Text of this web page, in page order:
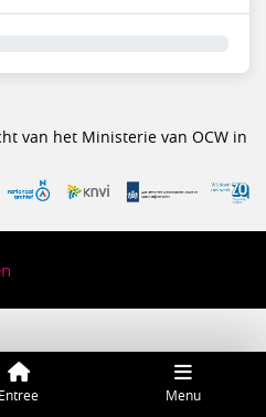
Entree Menu
van het Ministerie van OCW in